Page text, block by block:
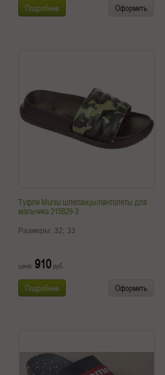
Подробнее Оформить
Туфли Mursu шлепанцы/пантолеты для
мальчика 215829-3
Размеры: 32; 33
цена: 910 руб.
Подробнее Оформить